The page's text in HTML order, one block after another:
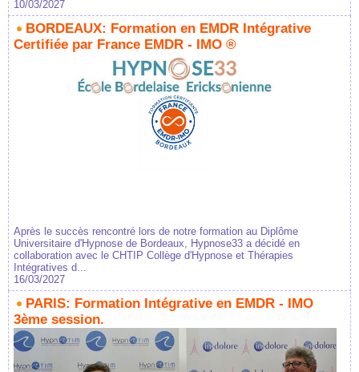
10/03/2027
BORDEAUX: Formation en EMDR Intégrative
Certifiée par France EMDR - IMO ®
Après le succès rencontré lors de notre formation au Diplôme
Universitaire d'Hypnose de Bordeaux, Hypnose33 a décidé en
collaboration avec le CHTIP Collège d'Hypnose et Thérapies
Intégratives d...
16/03/2027
PARIS: Formation Intégrative en EMDR - IMO
3ème session.